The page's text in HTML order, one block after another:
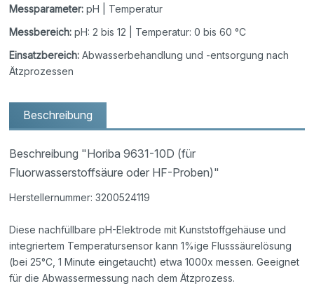
Messparameter: pH | Temperatur
Messbereich: pH: 2 bis 12 | Temperatur: 0 bis 60 °C
Einsatzbereich: Abwasserbehandlung und -entsorgung nach
Ätzprozessen
Beschreibung
Beschreibung "Horiba 9631-10D (für
Fluorwasserstoffsäure oder HF-Proben)"
Herstellernummer: 3200524119
Diese nachfüllbare pH-Elektrode mit Kunststoffgehäuse und
integriertem Temperatursensor kann 1%ige Flusssäurelösung
(bei 25°C, 1 Minute eingetaucht) etwa 1000x messen. Geeignet
für die Abwassermessung nach dem Ätzprozess.